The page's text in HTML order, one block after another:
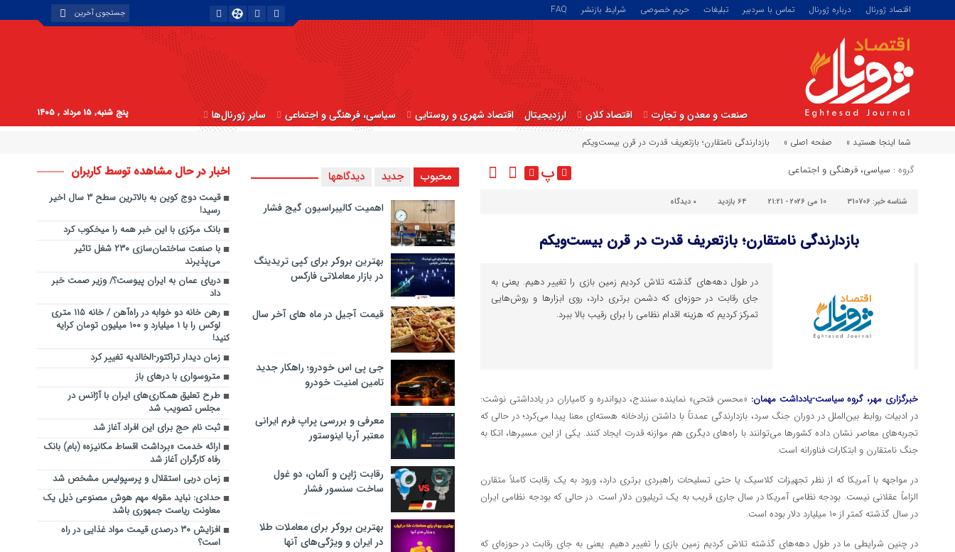
اقتصاد ژورنال درباره ژورنال تماس با سردبیر تبلیغات حریم خصوصی شرایط بازنشر FAQ
صنعت و معدن و تجارت اقتصاد کلان ارزدیجیتال اقتصاد شهری و روستایی سیاسی، فرهنگی و اجتماعی سایر ژورنال‌ها پنج شنبه, ۱۵ مرداد , ۱۴۰۵
شما اینجا هستید » صفحه اصلی » بازدارندگی نامتقارن؛ بازتعریف قدرت در قرن بیست‌ویکم
گروه : سیاسی، فرهنگی و اجتماعی پ
شناسه خبر: 310706 10 می 2026 - 21:21 64 بازدید ۰ دیدگاه
بازدارندگی نامتقارن؛ بازتعریف قدرت در قرن بیست‌ویکم
در طول دهه‌های گذشته تلاش کردیم زمین بازی را تغییر دهیم. یعنی به
جای رقابت در حوزه‌ای که دشمن برتری دارد، روی ابزارها و روش‌هایی
تمرکز کردیم که هزینه اقدام نظامی را برای رقیب بالا ببرد.
خبرگزاری مهر، گروه سیاست-یادداشت مهمان: «محسن فتحی» نماینده سنندج، دیواندره و کامیاران در یادداشتی نوشت:
در ادبیات روابط بین‌الملل در دوران جنگ سرد، بازدارندگی عمدتاً با داشتن زرادخانه هسته‌ای معنا پیدا می‌کرد؛ در حالی که
تجربه‌های معاصر نشان داده کشورها می‌توانند با راه‌های دیگری هم موازنه قدرت ایجاد کنند. یکی از این مسیرها، اتکا به
جنگ نامتقارن و ابتکارات فناورانه است.
در مواجهه با آمریکا که از نظر تجهیزات کلاسیک یا حتی تسلیحات راهبردی برتری دارد، ورود به یک رقابت کاملاً متقارن
الزاماً عقلانی نیست. بودجه نظامی آمریکا در سال جاری قریب به یک تریلیون دلار است. در حالی که بودجه نظامی ایران
در سال گذشته کمتر از ۱۰ میلیارد دلار بوده است.
در چنین شرایطی ما در طول دهه‌های گذشته تلاش کردیم زمین بازی را تغییر دهیم. یعنی به جای رقابت در حوزه‌ای که
محبوب جدید دیدگاهها
اهمیت کالیبراسیون گیج فشار
بهترین بروکر برای کپی‌ تریدینگ
در بازار معاملاتی فارکس
قیمت آجیل در ماه های آخر سال
جی پی اس خودرو؛ راهکار جدید
تامین امنیت خودرو
معرفی و بررسی پراپ فرم ایرانی
معتبر آریا اینوستور
رقابت ژاپن و آلمان، دو غول
ساخت سنسور فشار
بهترین بروکر برای معاملات طلا
در ایران و ویژگی‌های آنها
اخبار در حال مشاهده توسط کاربران
قیمت دوج کوین به بالاترین سطح ۳ سال اخیر
رسید!
بانک مرکزی با این خبر همه را میخکوب کرد
با صنعت ساختمان‌سازی ۲۳۰ شغل تاثیر
می‌پذیرند
دریای عمان به ایران پیوست؟/ وزیر صمت خبر
داد
رهن خانه دو خوابه در راه‌آهن / خانه ۱۱۵ متری
لوکس را با ۱ میلیارد و ۱۰۰ میلیون تومان کرایه
کنید!
زمان دیدار تراکتور-الخالدیه تغییر کرد
متروسواری با درهای باز
طرح تعلیق همکاری‌های ایران با آژانس در
مجلس تصویب شد
ثبت نام حج برای این افراد آغاز شد
ارائه خدمت «برداشت اقساط مکانیزه» (بام) بانک
رفاه کارگران آغاز شد
زمان دربی استقلال و پرسپولیس مشخص شد
حدادی: نباید مقوله مهم هوش مصنوعی ذیل یک
معاونت ریاست جمهوری باشد
افزایش ۳۰ درصدی قیمت مواد غذایی در راه
است؟